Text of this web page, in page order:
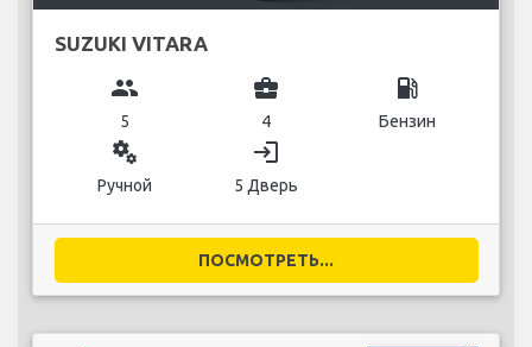
SUZUKI VITARA
group
5
business_center
4
local_gas_station
Бензин
miscellaneous_services
Ручной
login
5 Дверь
ПОСМОТРЕТЬ...